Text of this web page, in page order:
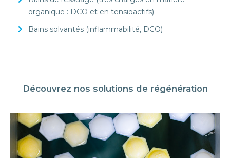
organique : DCO et en tensioactifs)
Bains solvantés (inflammabilité, DCO)
Découvrez nos solutions de régénération